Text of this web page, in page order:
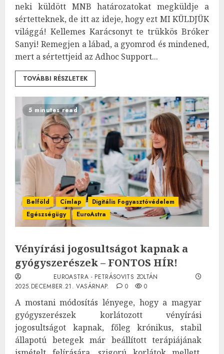
neki küldött MNB határozatokat megküldje a
sértetteknek, de itt az ideje, hogy ezt MI KÜLDJÜK
világgá! Kellemes Karácsonyt te trükkös Bróker
Sanyi! Remegjen a lábad, a gyomrod és mindened,
mert a sértettjeid az Adhoc Support...
TOVÁBBI RÉSZLETEK
5 minutes read
Belföld Címlap
Digitális Fogyasztóvédelem
Egészségügy
EuroAstra
Vényírási jogosultságot kapnak a
gyógyszerészek – FONTOS HÍR!
EUROASTRA - PETRÁSOVITS ZOLTÁN
2025.DECEMBER.21. VASÁRNAP.
0 0
A mostani módosítás lényege, hogy a magyar
gyógyszerészek korlátozott vényírási
jogosultságot kapnak, főleg krónikus, stabil
állapotú betegek már beállított terápiájának